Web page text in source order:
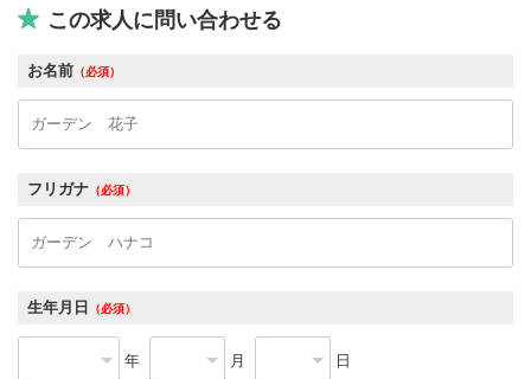
この求人に問い合わせる
お名前 （必須）
フリガナ （必須）
生年月日 （必須）
年 月 日